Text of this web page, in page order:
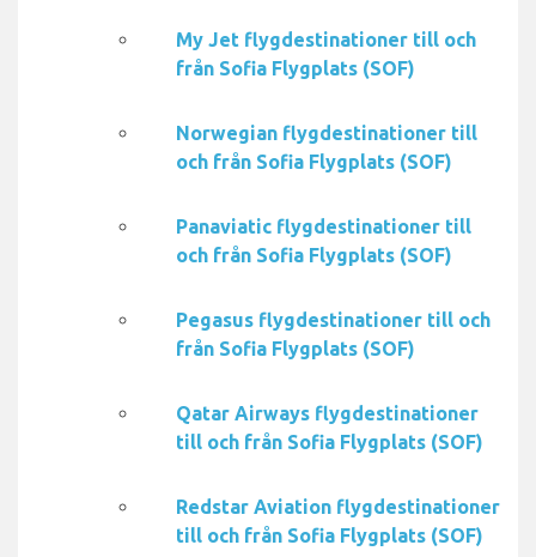
My Jet flygdestinationer till och
från Sofia Flygplats (SOF)
Norwegian flygdestinationer till
och från Sofia Flygplats (SOF)
Panaviatic flygdestinationer till
och från Sofia Flygplats (SOF)
Pegasus flygdestinationer till och
från Sofia Flygplats (SOF)
Qatar Airways flygdestinationer
till och från Sofia Flygplats (SOF)
Redstar Aviation flygdestinationer
till och från Sofia Flygplats (SOF)